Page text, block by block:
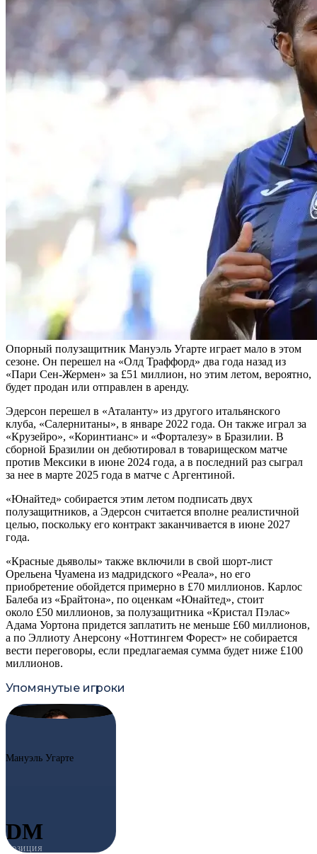
Опорный полузащитник Мануэль Угарте играет мало в этом
сезоне. Он перешел на «Олд Траффорд» два года назад из
«Пари Сен-Жермен» за £51 миллион, но этим летом, вероятно,
будет продан или отправлен в аренду.
Эдерсон перешел в «Аталанту» из другого итальянского
клуба, «Салернитаны», в январе 2022 года. Он также играл за
«Крузейро», «Коринтианс» и «Форталезу» в Бразилии. В
сборной Бразилии он дебютировал в товарищеском матче
против Мексики в июне 2024 года, а в последний раз сыграл
за нее в марте 2025 года в матче с Аргентиной.
«Юнайтед» собирается этим летом подписать двух
полузащитников, а Эдерсон считается вполне реалистичной
целью, поскольку его контракт заканчивается в июне 2027
года.
«Красные дьяволы» также включили в свой шорт-лист
Орельена Чуамена из мадридского «Реала», но его
приобретение обойдется примерно в £70 миллионов. Карлос
Балеба из «Брайтона», по оценкам «Юнайтед», стоит
около £50 миллионов, за полузащитника «Кристал Пэлас»
Адама Уортона придется заплатить не меньше £60 миллионов,
а по Эллиоту Анерсону «Ноттингем Форест» не собирается
вести переговоры, если предлагаемая сумма будет ниже £100
миллионов.
Упомянутые игроки
#25 MU
Мануэль Угарте
DM
ПОЗИЦИЯ